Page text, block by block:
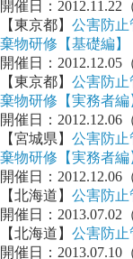
開催日：2012.11.22
【東京都】 公害防
棄物研修【基礎編】
開催日：2012.12.05
【東京都】 公害防
棄物研修【実務者編
開催日：2012.12.06
【宮城県】 公害防
棄物研修【実務者編
開催日：2012.12.06
【北海道】 公害防
開催日：2013.07.02
【北海道】 公害防
開催日：2013.07.10